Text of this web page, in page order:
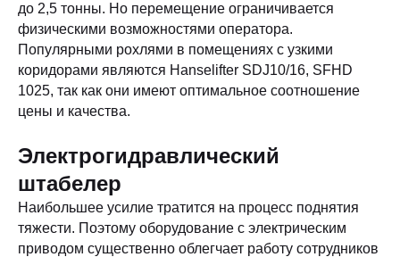
до 2,5 тонны. Но перемещение ограничивается
физическими возможностями оператора.
Популярными рохлями в помещениях с узкими
коридорами являются Hanselifter SDJ10/16, SFHD
1025, так как они имеют оптимальное соотношение
цены и качества.
Электрогидравлический
штабелер
Наибольшее усилие тратится на процесс поднятия
тяжести. Поэтому оборудование с электрическим
приводом существенно облегчает работу сотрудников